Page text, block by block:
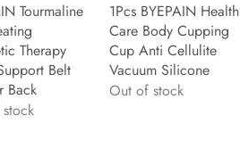
View
Tourmaline
Therapy
Belt
Back
Quick View
1Pcs BYEPAIN Health
Care Body Cupping
Cup Anti Cellulite
Vacuum Silicone
Out of stock